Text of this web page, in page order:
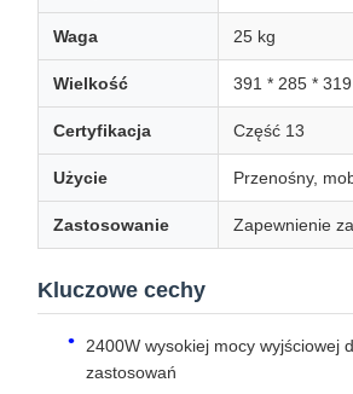
Waga 25 kg
Wielkość 391 * 285 *
Certyfikacja Część 13
Użycie Przenośny,
Zastosowanie Zapewnienie
Kluczowe cechy
2400W wysokiej mocy wyjściowej
zastosowań